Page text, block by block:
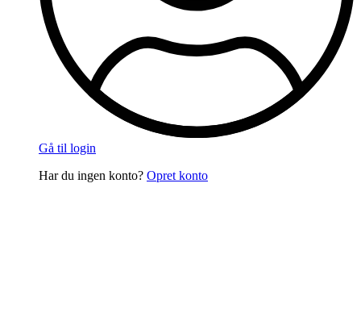
Gå til login
Har du ingen konto? Opret konto